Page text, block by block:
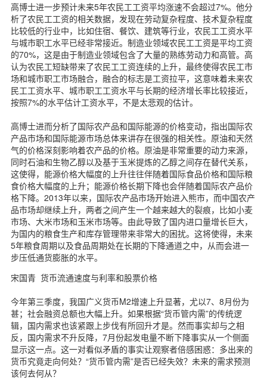
高博士进一步预计未来5年农民工工资平均涨速不会超过7%。他分
析了农民工工资的相关数据，发现在劳动复杂程度、技术复杂程度
比较低的行业中，比如住宿、餐饮、建筑等行业，农民工工资水平
与城市职工水平已经非常接近。制造业领域农民工工资是平均工资
的70%，这是由于制造业领域包含了大量的熟练劳动力和高管。高
认为农民工短缺带来了农民工工资连续的上升，最终使得农民工市
场和城市职工市场融合，融合的标志是工资拉平，这意味着未来农
民工工资水平、城市职工工资水平与长期的经济增长率比较接近，
按照7%的水平估计工资水平，不是太悲观的估计。
高博士进而分析了国际农产品和国际能源的价格变动，指出国际农
产品市场和国际能源市场总体来讲存在很强的相关性。原油和天然
气的价格深刻影响着农产品的价格。原油是非常重要的动力来源，
同时石油和生物乙醇以及基于玉米提炼的乙醇之间存在替代关系，
这使得，能源价格大幅度的上升往往伴随着国际食品价格和国际粮
食价格大幅度的上升；能源价格长期下降也会伴随着国际农产品价
格下降。2013年以来，国际农产品市场开始进入熊市，而中国农产
品市场却继续上升，两者之间产生一个越来越大的裂痕，比如小麦
市场、大米市场和玉米市场等。由此导致了国内进口量增长巨大，
为国内的粮食生产和库存管理带来非常大的困扰。这将使得，未来
5年粮食周期以及食品周期处在长期的下降通道之中，从而会进一
步压低通货膨胀的水平。
宋国青 货币流通速度与利率和股票价格
今年第三季度，我国广义货币M2增速上升显著，尤以7、8月份为
甚；社会融资总额也大幅上升。如果根据“货币管内需”的传统逻
辑，国内需求也该紧跟上步伐有所回升才是。然而事实却与之相
反，国内需求不升反降，7月份起发电量不断下降事实从一个侧面
显示这一点。这一对看似矛盾的事实让观察者倍感困惑：多出来的
货币究竟走向何处？“货币管内需”是否已经失效？未来的需求预测
该何去何从？